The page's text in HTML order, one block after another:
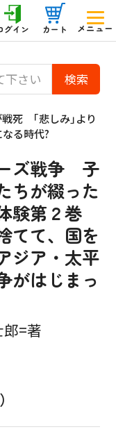
グイン カート メニュー
戦死 ｢悲しみ｣より
る時代?
ズ戦争 子
ちが綴った
験第２巻
てて、国を
ジア・太平
がはじまっ
=著